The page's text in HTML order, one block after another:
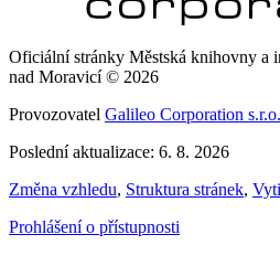
Oficiální stránky Městská knihovny a
nad Moravicí © 2026
Provozovatel Galileo Corporation s.r.o.
Poslední aktualizace: 6. 8. 2026
Změna vzhledu, Struktura stránek,
Prohlášení o přístupnosti